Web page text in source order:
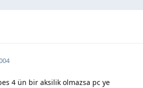
4 ün bir aksilik olmazsa pc ye